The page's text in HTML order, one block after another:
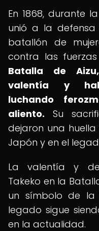
En 1868, durante
unió a la defensa
batallón de
contra las fuerzas
Batalla de
valentía y
luchando
aliento. Su
dejaron una
Japón y en el
La valentía y
Takeko en la
un símbolo de la
legado sigue
en la actualidad.